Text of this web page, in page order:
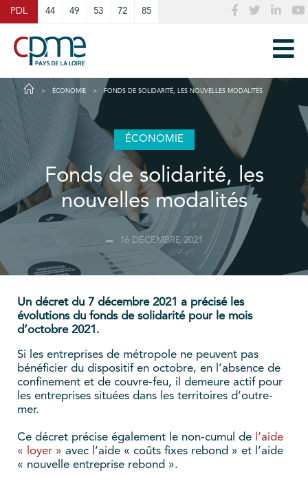
PDL 44 49 53 72 85
ÉCONOMIE FONDS DE SOLIDARITÉ, LES NOUVELLES MODALITÉS
ÉCONOMIE
Fonds de solidarité, les
nouvelles modalités
16 DÉCEMBRE 2021
Un décret du 7 décembre 2021 a précisé les
évolutions du fonds de solidarité pour le mois
d’octobre 2021.
Si les entreprises de métropole ne peuvent pas
bénéficier du dispositif en octobre, en l’absence de
confinement et de couvre-feu, il demeure actif pour
les entreprises situées dans les territoires d’outre-
mer.
Ce décret précise également le non-cumul de l’aide
« loyer » avec l’aide « coûts fixes rebond » et l’aide
« nouvelle entreprise rebond ».
Cookies management panel